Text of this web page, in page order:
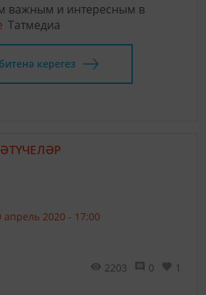
важным и интересным в
Татмедиа
керегез
апрель 2020 - 17:00
2203 0 1